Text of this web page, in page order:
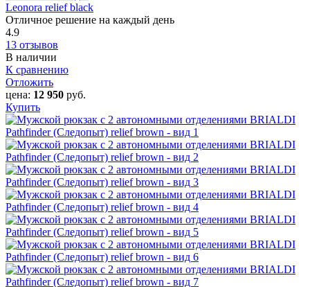
Leonora relief black
Отличное решение на каждый день
4.9
13 отзывов
В наличии
К сравнению
Отложить
цена: 12 950 руб.
Купить